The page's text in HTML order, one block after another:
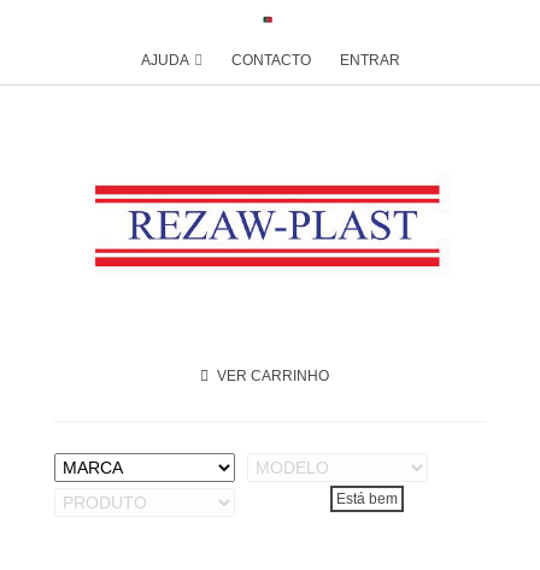
AJUDA CONTACTO ENTRAR
VER CARRINHO